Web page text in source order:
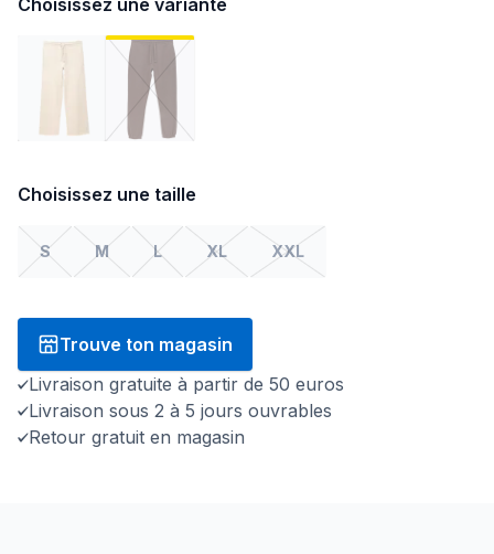
Choisissez une taille
S M L XL XXL
Trouve ton magasin
Livraison gratuite à partir de 50 euros
Livraison sous 2 à 5 jours ouvrables
Retour gratuit en magasin